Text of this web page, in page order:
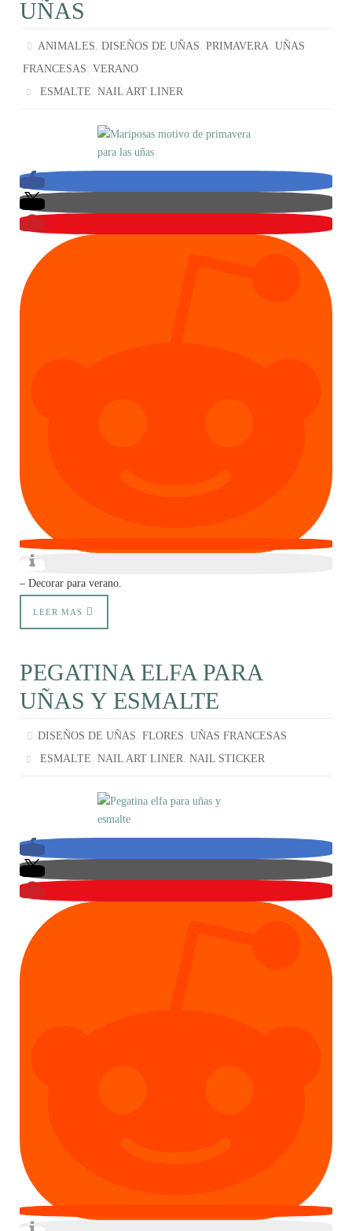
UÑAS
ANIMALES,DISEÑOS DE UÑAS,PRIMAVERA,UÑAS
FRANCESAS, VERANO
ESMALTE,NAIL ART LINER
– Decorar para verano.
LEER MAS
PEGATINA ELFA PARA
UÑAS Y ESMALTE
DISEÑOS DE UÑAS,FLORES,UÑAS FRANCESAS
ESMALTE,NAIL ART LINER,NAIL STICKER